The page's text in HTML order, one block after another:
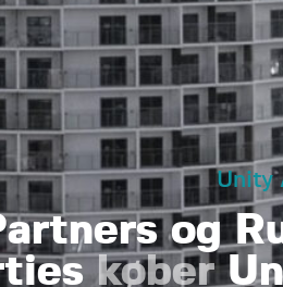
Unity
og
køber